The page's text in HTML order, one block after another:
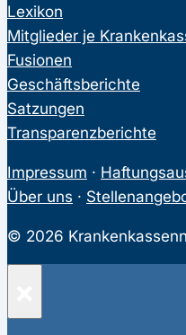
Lexikon
Mitglieder je
Fusionen
Geschäftsberichte
Satzungen
Transparenzberichte
Impressum ·
Über uns ·
© 2026